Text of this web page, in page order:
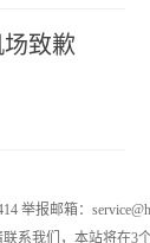
致歉
举报邮箱：
系我们，本站将在3